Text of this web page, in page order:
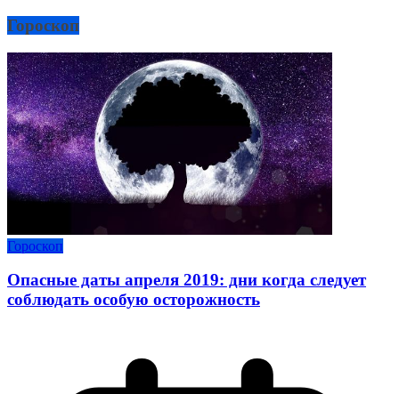
Гороскоп
Гороскоп
Опасные даты апреля 2019: дни когда следует
соблюдать особую осторожность